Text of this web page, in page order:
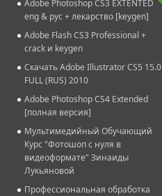
Adobe Photoshop CS3 EXTENTED
eng & рус + лекарство [keygen]
Adobe Flash CS3 Professional +
crack и keygen
Скачать Adobe Illustrator CS5 15.0
FULL (RUS) 2010
Adobe Photoshop CS4 Extended
[полная версия]
Мультимедийный Обучающий
Курс "Фотошоп с нуля в
видеоформате" Зинаиды
Лукьяновой
Профессиональная обработка